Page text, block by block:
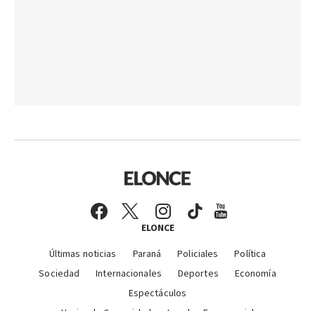
ELONCE
Últimas noticias Paraná Policiales
Política
Sociedad
Internacionales Deportes
Economía
Espectáculos